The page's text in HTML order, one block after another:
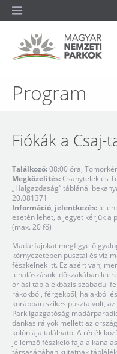
Magyar
Parkok
Program
Fiókák a Csaj-
Találkozó:08:00 óra,
Megközelítés:Csanytelek és
„Halgazdaság” táblánál
20.081371
Információ, jelentkezés:
esetén lehet, a jegyet kérjük a
(max. 20 fő)
Madárfajokat megfigyelő
környezetében pusztai és
fészkelnek itt. Ez azért van,
lehalászások időszakában
óriási táplálékbázis szabadul
rákokból, férgekből, halakból
korábban szikes puszta volt,
Park Igazgatóság
dankasirályok mellett az
kolóniája található. A récék
jellemző fészkelő faja a
társaságában kutatnak